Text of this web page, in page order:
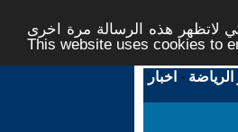
لاتظهر هذه الرسالة مرة اخرى -
This website uses cookies to
الرياضة - اخبار